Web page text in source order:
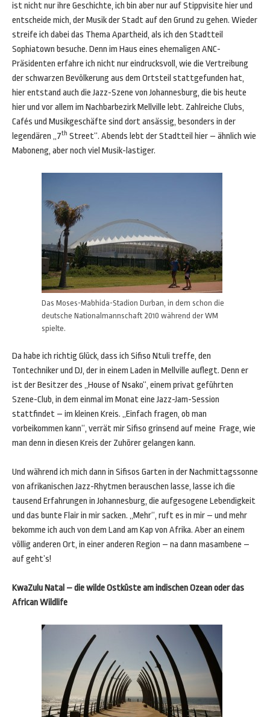
ist nicht nur ihre Geschichte, ich bin aber nur auf Stippvisite hier und
entscheide mich, der Musik der Stadt auf den Grund zu gehen. Wieder
streife ich dabei das Thema Apartheid, als ich den Stadtteil
Sophiatown besuche. Denn im Haus eines ehemaligen ANC-
Präsidenten erfahre ich nicht nur eindrucksvoll, wie die Vertreibung
der schwarzen Bevölkerung aus dem Ortsteil stattgefunden hat,
hier entstand auch die Jazz-Szene von Johannesburg, die bis heute
hier und vor allem im Nachbarbezirk Mellville lebt. Zahlreiche Clubs,
Cafés und Musikgeschäfte sind dort ansässig, besonders in der
legendären „7th Street“. Abends lebt der Stadtteil hier – ähnlich wie
Maboneng, aber noch viel Musik-lastiger.
Das Moses-Mabhida-Stadion Durban, in dem schon die
deutsche Nationalmannschaft 2010 während der WM
spielte.
Da habe ich richtig Glück, dass ich Sifiso Ntuli treffe, den
Tontechniker und DJ, der in einem Laden in Mellville auflegt. Denn er
ist der Besitzer des „House of Nsako“, einem privat geführten
Szene-Club, in dem einmal im Monat eine Jazz-Jam-Session
stattfindet – im kleinen Kreis. „Einfach fragen, ob man
vorbeikommen kann“, verrät mir Sifiso grinsend auf meine Frage, wie
man denn in diesen Kreis der Zuhörer gelangen kann.
Und während ich mich dann in Sifisos Garten in der Nachmittagssonne
von afrikanischen Jazz-Rhytmen berauschen lasse, lasse ich die
tausend Erfahrungen in Johannesburg, die aufgesogene Lebendigkeit
und das bunte Flair in mir sacken. „Mehr“, ruft es in mir – und mehr
bekomme ich auch von dem Land am Kap von Afrika. Aber an einem
völlig anderen Ort, in einer anderen Region – na dann masambene –
auf geht’s!
KwaZulu Natal – die wilde Ostküste am indischen Ozean oder das
African Wildlife